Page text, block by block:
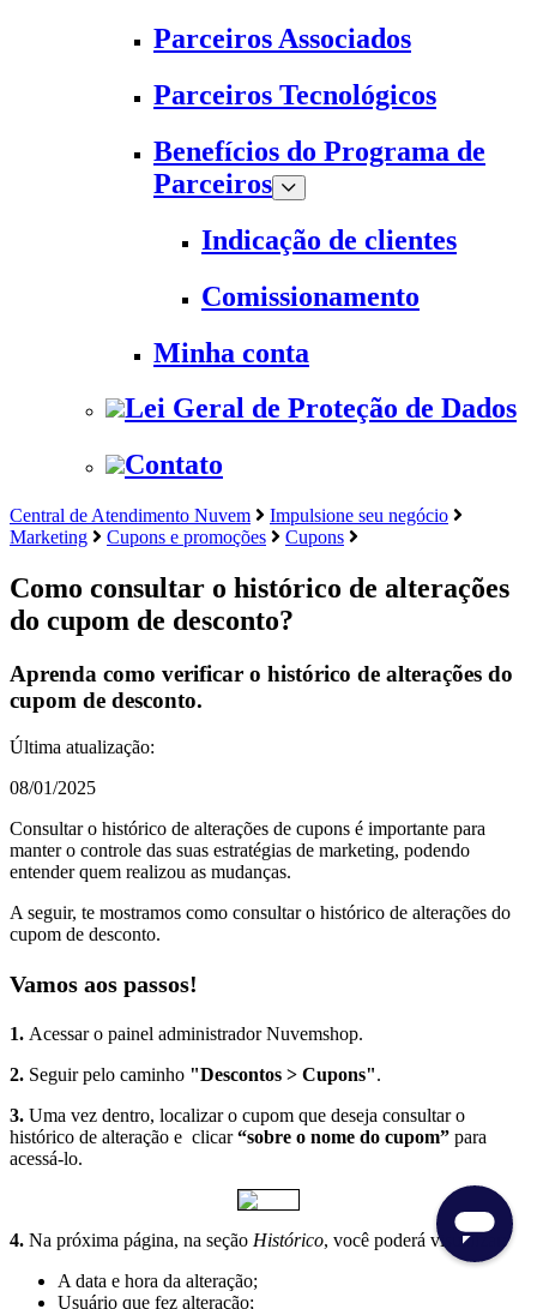
Parceiros Associados
Parceiros Tecnológicos
Benefícios do Programa de
Parceiros
Indicação de clientes
Comissionamento
Minha conta
Lei Geral de Proteção de Dados
Contato
Central de Atendimento Nuvem
Impulsione seu negócio
Marketing
Cupons e promoções Cupons
Como consultar o histórico de alterações
do cupom de desconto?
Aprenda como verificar o histórico de alterações do
cupom de desconto.
Última atualização:
08/01/2025
Consultar o histórico de alterações de cupons é importante para
manter o controle das suas estratégias de marketing, podendo
entender quem realizou as mudanças.
A seguir, te mostramos como consultar o histórico de alterações do
cupom de desconto.
Vamos aos passos!
1. Acessar o painel administrador Nuvemshop.
2. Seguir pelo caminho "Descontos > Cupons".
3. Uma vez dentro, localizar o cupom que deseja consultar o
histórico de alteração e clicar“sobre o nome do cupom” para
acessá-lo.
4. Na próxima página, na seção Histórico, você poderá visualizar:
A data e hora da alteração;
Usuário que fez alteração;